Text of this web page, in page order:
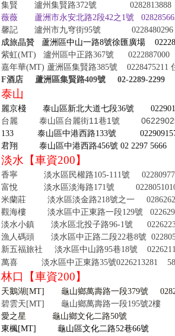
集賢
瀘州集賢路372號 0282813888
薇薇 蘆洲市永安北路2段42之1號
馨記 瀘州市九穹街95號 0228480296
成旅晶贊
蘆洲區中山一路8號徐匯廣場
紫虹(MT) 瀘州區中正路367號 0222887000
嘉年華(MT) 蘆洲區集賢路385號 0228475211
F酒店 蘆洲區集賢路409號 02-2289-2299
泰山
麗京棧 泰山區新北大道七段36號
台麗 泰山區台麗街11巷1號
133 泰山區中港西路133號
君翔
泰山區中港西路456號 02 2297 5666
淡水【車資200】
香寧 淡水區民權路105-111號
富悅 淡水區淡海路171號
米蘭莊 淡水區淡金路218號之一
觀海樓 淡水區中正東路一段129號
淡水小鎮 淡水區北投子路96-1號
漁人碼頭 淡水區中正路二段22巷8號
新五福旅社 淡水區中山路95巷18號
萬喜
淡水區中正東路35號0226213281
林口【車資200】
天鵝湖[MT] 龜山鄉萬壽路一段379號
碧雲天[MT]
龜山鄉萬壽路一段195號2
愛之星
龜山鄉文化二路50號
東楓[MT] 龜山區文化二路52巷66號